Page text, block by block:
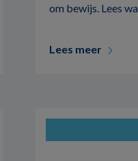
om bewijs. Lees
Lees meer